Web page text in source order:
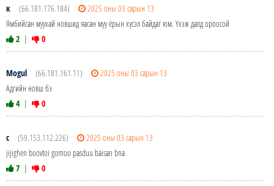
к (66.181.176.184)
2025 оны 03 сарын 13
Ямбийсан муухай новшид яасан муу ёрын хүсэл байдаг юм. Үхэж далд ороосой
2 | 0
Mogul (66.181.161.11)
2025 оны 03 сарын 13
Адгийн новш бэ
4 | 0
c (59.153.112.226)
2025 оны 03 сарын 13
jijighen boovtoi gomoo pasduu baisan bna
7 | 0